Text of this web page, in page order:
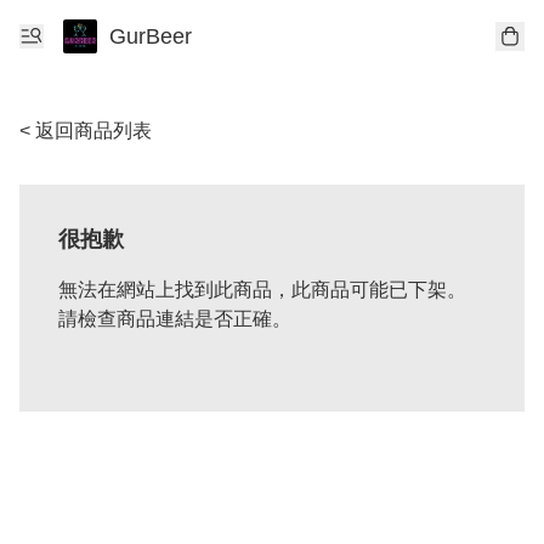
GurBeer
< 返回商品列表
很抱歉
無法在網站上找到此商品，此商品可能已下架。
請檢查商品連結是否正確。